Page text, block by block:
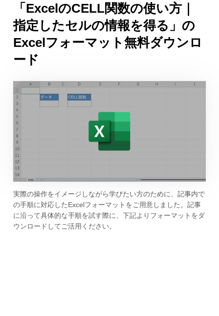
「ExcelのCELL関数の使い方｜
指定したセルの情報を得る」の
Excelフォーマット無料ダウンロ
ード
実際の操作をイメージしながら学びたい方のために、記事内で
の手順に対応したExcelフォーマットをご用意しました。記事
に沿って具体的な手順を試す際に、下記よりフォーマットをダ
ウンロードしてご活用ください。